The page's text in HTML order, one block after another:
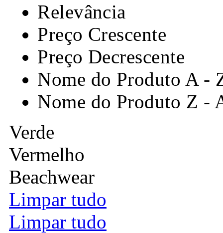
Relevância
Preço Crescente
Preço Decrescente
Nome do Produto A -
Nome do Produto Z -
Verde
Vermelho
Beachwear
Limpar tudo
Limpar tudo